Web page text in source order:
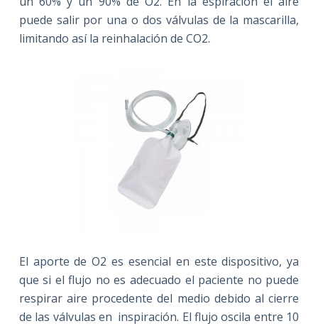
puede salir por una o dos válvulas de la mascarilla,
limitando así la reinhalación de CO2.
El aporte de O2 es esencial en este dispositivo, ya
que si el flujo no es adecuado el paciente no puede
respirar aire procedente del medio debido al cierre
de las válvulas en inspiración. El flujo oscila entre 10